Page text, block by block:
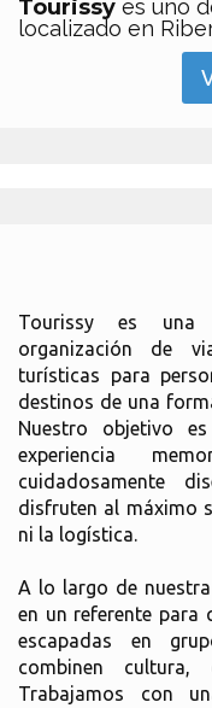
Tourissy es uno
localizado en
Tourissy es una
organización de
turísticas para
destinos de una
Nuestro objetivo
experiencia
cuidadosamente
disfruten al máximo
ni la logística.
A lo largo de
en un referente para
escapadas en
combinen
Trabajamos con